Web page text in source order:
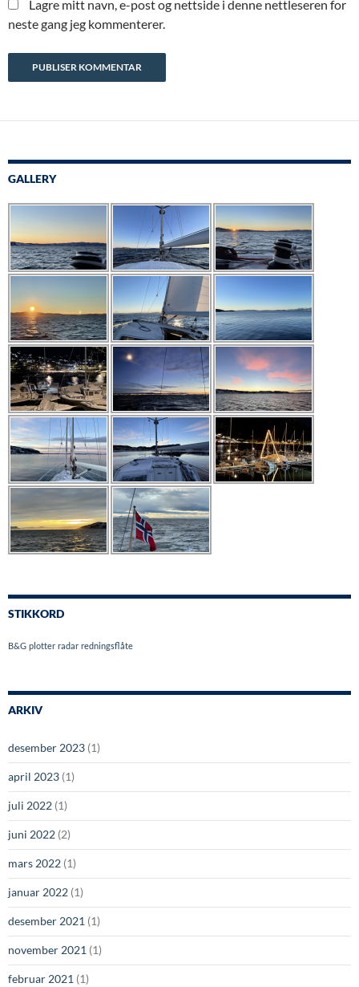
Lagre mitt navn, e-post og nettside i denne nettleseren for
neste gang jeg kommenterer.
GALLERY
STIKKORD
B&G plotter radar redningsflåte
ARKIV
desember 2023 (1)
april 2023 (1)
juli 2022 (1)
juni 2022 (2)
mars 2022 (1)
januar 2022 (1)
desember 2021 (1)
november 2021 (1)
februar 2021 (1)